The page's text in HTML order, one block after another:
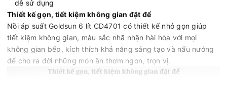
dễ sử dụng
Thiết kế gọn, tiết kiệm không gian đặt để
Nồi áp suất Goldsun 6 lít CD4701 có thiết kế nhỏ gọn giúp
tiết kiệm không gian, màu sắc nhã nhặn hài hòa với mọi
không gian bếp, kích thích khả năng sáng tạo và nấu nướng
để cho ra đời những món ăn thơm ngon, trọn vị.